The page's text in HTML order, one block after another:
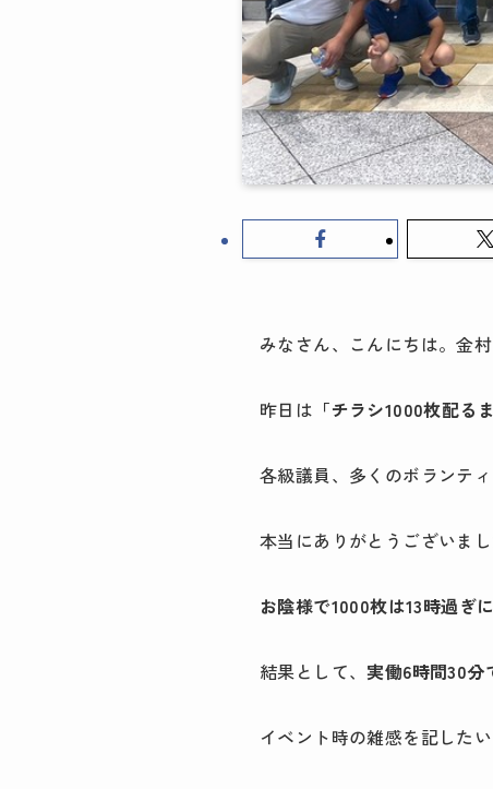
みなさん、こんにちは。金村
昨日は 「チラシ1000枚配る
各級議員、多くのボランテ
本当にありがとうございまし
お陰様で1000枚は13時過ぎ
結果として、実働6時間30分
イベント時の雑感を記したい